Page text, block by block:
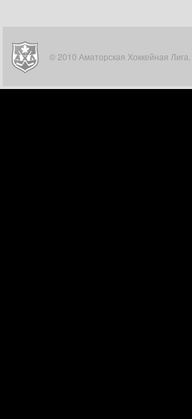
© 2010 Аматорская Хоккейная